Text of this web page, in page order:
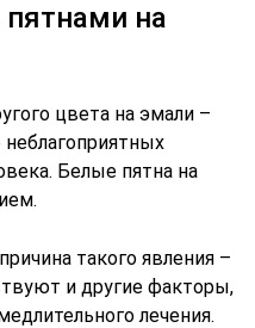
на
цвета на эмали –
Белые пятна на
такого явления –
и другие факторы,
лечения.